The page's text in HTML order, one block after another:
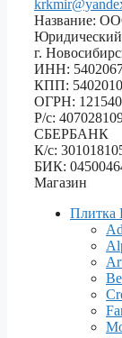
Название:
Юридический
г.
ИНН:
КПП:
ОГРН:
Р/с:
СБЕРБАНК
К/с:
БИК:
Магазин